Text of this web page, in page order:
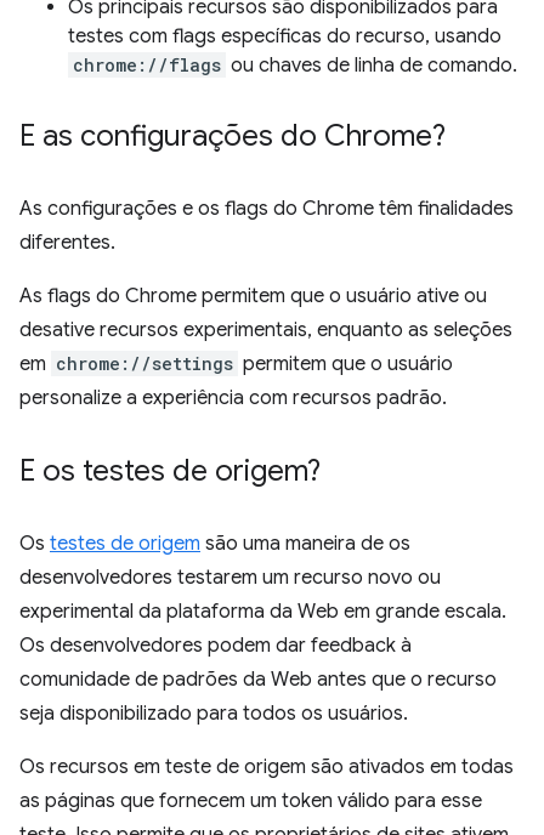
Os principais recursos são disponibilizados para
testes com flags específicas do recurso, usando
chrome://flags ou chaves de linha de comando.
E as configurações do Chrome?
As configurações e os flags do Chrome têm finalidades
diferentes.
As flags do Chrome permitem que o usuário ative ou
desative recursos experimentais, enquanto as seleções
em chrome://settings permitem que o usuário
personalize a experiência com recursos padrão.
E os testes de origem?
Os testes de origem são uma maneira de os
desenvolvedores testarem um recurso novo ou
experimental da plataforma da Web em grande escala.
Os desenvolvedores podem dar feedback à
comunidade de padrões da Web antes que o recurso
seja disponibilizado para todos os usuários.
Os recursos em teste de origem são ativados em todas
as páginas que fornecem um token válido para esse